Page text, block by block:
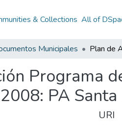
& Collections All of
Municipales
Programa
PA
URI